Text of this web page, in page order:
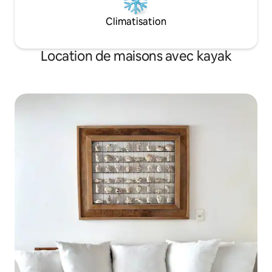
Climatisation
Location de maisons avec kayak